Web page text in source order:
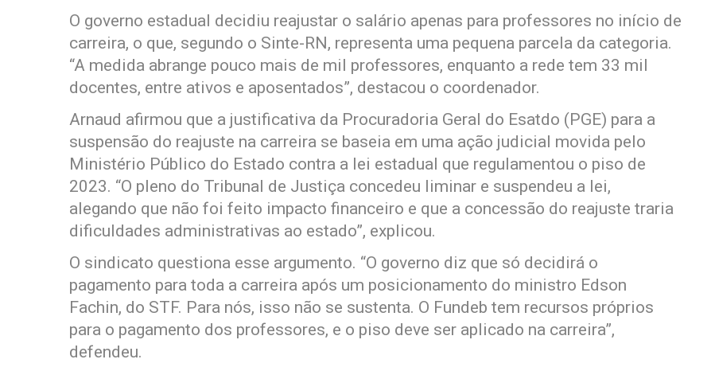
O governo estadual decidiu reajustar o salário apenas para professores no início de
carreira, o que, segundo o Sinte-RN, representa uma pequena parcela da categoria.
“A medida abrange pouco mais de mil professores, enquanto a rede tem 33 mil
docentes, entre ativos e aposentados”, destacou o coordenador.
Arnaud afirmou que a justificativa da Procuradoria Geral do Esatdo (PGE) para a
suspensão do reajuste na carreira se baseia em uma ação judicial movida pelo
Ministério Público do Estado contra a lei estadual que regulamentou o piso de
2023. “O pleno do Tribunal de Justiça concedeu liminar e suspendeu a lei,
alegando que não foi feito impacto financeiro e que a concessão do reajuste traria
dificuldades administrativas ao estado”, explicou.
O sindicato questiona esse argumento. “O governo diz que só decidirá o
pagamento para toda a carreira após um posicionamento do ministro Edson
Fachin, do STF. Para nós, isso não se sustenta. O Fundeb tem recursos próprios
para o pagamento dos professores, e o piso deve ser aplicado na carreira”,
defendeu.